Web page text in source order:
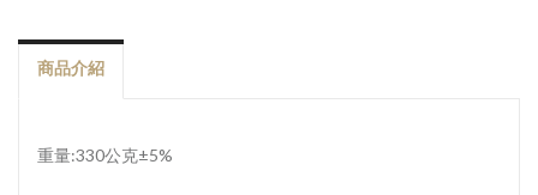
商品介紹
重量:330公克±5%